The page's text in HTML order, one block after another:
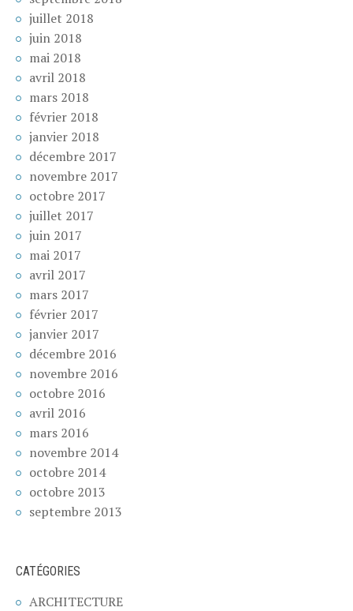
juillet 2018
juin 2018
mai 2018
avril 2018
mars 2018
février 2018
janvier 2018
décembre 2017
novembre 2017
octobre 2017
juillet 2017
juin 2017
mai 2017
avril 2017
mars 2017
février 2017
janvier 2017
décembre 2016
novembre 2016
octobre 2016
avril 2016
mars 2016
novembre 2014
octobre 2014
octobre 2013
septembre 2013
CATÉGORIES
ARCHITECTURE